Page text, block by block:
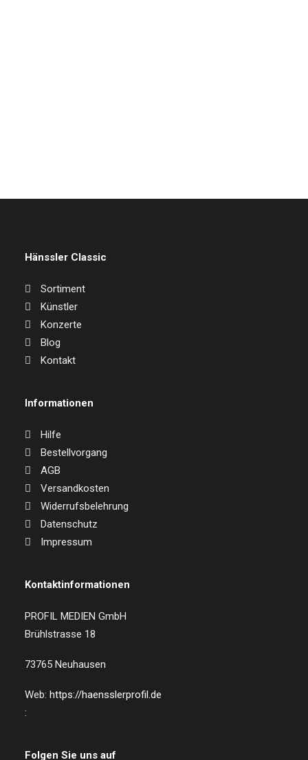
Hänssler Classic
Sortiment
Künstler
Konzerte
Blog
Kontakt
Informationen
Hilfe
Bestellvorgang
AGB
Versandkosten
Widerrufsbelehrung
Datenschutz
Impressum
Kontaktinformationen
PROFIL MEDIEN GmbH
Brühlstrasse 18
73765 Neuhausen
Web: https://haensslerprofil.de
:
Folgen Sie uns auf